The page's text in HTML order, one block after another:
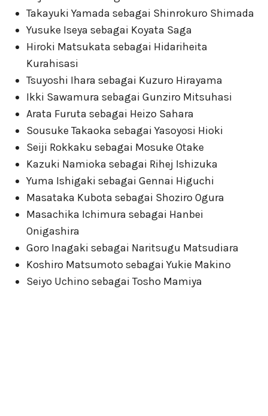
Takayuki Yamada sebagai Shinrokuro Shimada
Yusuke Iseya sebagai Koyata Saga
Hiroki Matsukata sebagai Hidariheita
Kurahisasi
Tsuyoshi Ihara sebagai Kuzuro Hirayama
Ikki Sawamura sebagai Gunziro Mitsuhasi
Arata Furuta sebagai Heizo Sahara
Sousuke Takaoka sebagai Yasoyosi Hioki
Seiji Rokkaku sebagai Mosuke Otake
Kazuki Namioka sebagai Rihej Ishizuka
Yuma Ishigaki sebagai Gennai Higuchi
Masataka Kubota sebagai Shoziro Ogura
Masachika Ichimura sebagai Hanbei
Onigashira
Goro Inagaki sebagai Naritsugu Matsudiara
Koshiro Matsumoto sebagai Yukie Makino
Seiyo Uchino sebagai Tosho Mamiya